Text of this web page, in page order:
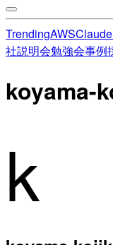
TrendingAWSClaude
社説明会勉強会事例
koyama-
k